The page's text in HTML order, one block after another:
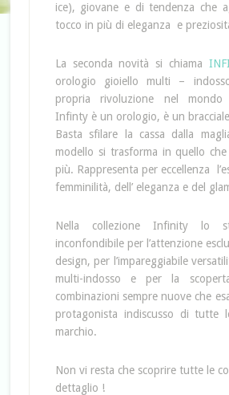
ice), giovane e di tendenza che
tocco in più di eleganza e
La seconda novità si chiama
orologio gioiello multi –
propria rivoluzione nel
Infinty è un orologio, è un
Basta sfilare la cassa dalla
modello si trasforma in quello
più. Rappresenta per eccellenza
femminilità, dell’ eleganza e del
Nella collezione Infinity lo
inconfondibile per l’attenzione
design, per l’impareggiabile
multi-indosso e per la
combinazioni sempre nuove che
protagonista indiscusso di tutte
marchio.
Non vi resta che scoprire tutte le
dettaglio !